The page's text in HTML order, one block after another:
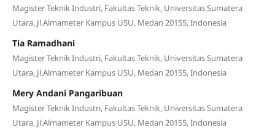
Magister Teknik Industri, Fakultas Teknik, Universitas Sumatera
Utara, Jl.Almameter Kampus USU, Medan 20155, Indonesia
Tia Ramadhani
Magister Teknik Industri, Fakultas Teknik, Universitas Sumatera
Utara, Jl.Almameter Kampus USU, Medan 20155, Indonesia
Mery Andani Pangaribuan
Magister Teknik Industri, Fakultas Teknik, Universitas Sumatera
Utara, Jl.Almameter Kampus USU, Medan 20155, Indonesia